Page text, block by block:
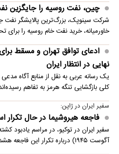
چین، نفت روسیه را جایگزین
شرکت سینوپک، بزرگ‌ترین پالایشگر
خاورمیانه، خرید نفت خام روسیه را برای
ادعای توافق تهران و مسقط
نهایی در انتظار ایران
یک رسانه عربی به نقل از منابع آگاه
کلی بازگشایی تنگه هرمز به تفاهم
سفیر ایران در ژاپن:
فاجعه هیروشیما در حال تکرار
آگوست ۱۹۴۵) درباره تکرار این فاجعه هشدار داد.